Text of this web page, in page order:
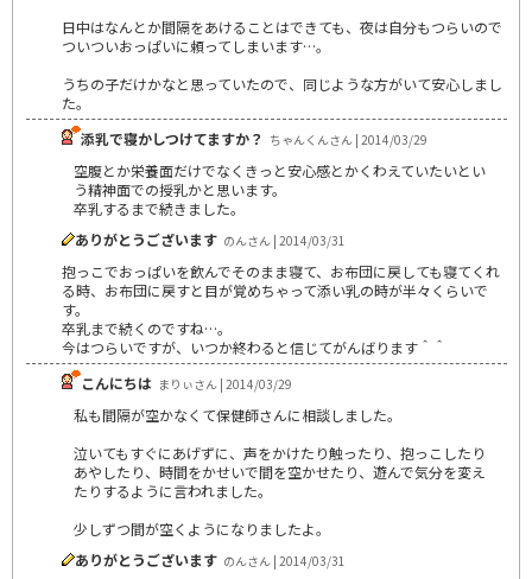
日中はなんとか間隔をあけることはできても、夜は自分もつらいので
ついついおっぱいに頼ってしまいます…。
うちの子だけかなと思っていたので、同じような方がいて安心しまし
た。
添乳で寝かしつけてますか？ ちゃんくんさん | 2014/03/29
空腹とか栄養面だけでなくきっと安心感とかくわえていたいとい
う精神面での授乳かと思います。
卒乳するまで続きました。
ありがとうございます のんさん | 2014/03/31
抱っこでおっぱいを飲んでそのまま寝て、お布団に戻しても寝てくれ
る時、お布団に戻すと目が覚めちゃって添い乳の時が半々くらいで
す。
卒乳まで続くのですね…。
今はつらいですが、いつか終わると信じてがんばります＾＾
こんにちは まりぃさん | 2014/03/29
私も間隔が空かなくて保健師さんに相談しました。
泣いてもすぐにあげずに、声をかけたり触ったり、抱っこしたり
あやしたり、時間をかせいで間を空かせたり、遊んで気分を変え
たりするように言われました。
少しずつ間が空くようになりましたよ。
ありがとうございます のんさん | 2014/03/31